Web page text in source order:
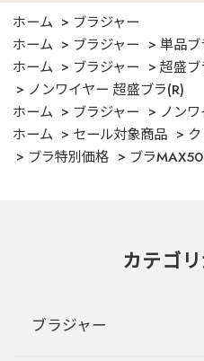
ホーム
ブラジャー
ホーム
ブラジャー
単品ブ
ホーム
ブラジャー
超盛ブ
ノンワイヤー 超盛ブラ(R)
ホーム
ブラジャー
ノン
ホーム
セール対象商品
ブラ特別価格
ブラ
カテゴ
ブラジャー